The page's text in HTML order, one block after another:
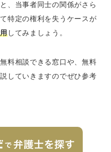
するときの弁護士の選
している弁護士を選ぶ
いる弁護士を選ぶ
ぶ
律相談できる弁護士は
、当事者同士の関係がさら
特定の権利を失うケースが
してみましょう。
料相談できる窓口や、無料
していきますのでぜひ参考